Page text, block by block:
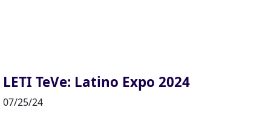
LETI TeVe: Latino Expo 2024
07/25/24